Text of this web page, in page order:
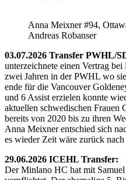
Anna Meixner #94,
Andreas Robanser
03.07.2026 Transfer PWHL/
unterzeichnete einen Vertrag
zwei Jahren in der PWHL wo
ende für die Vancouver
und 6 Assist erzielen konnte
aktuellen schwedischen Frauen
bereits von 2020 bis zu ihren
Anna Meixner entschied sich
es wieder Zeit wäre zurück
29.06.2026 ICEHL Transfer:
Der Minlano HC hat mit